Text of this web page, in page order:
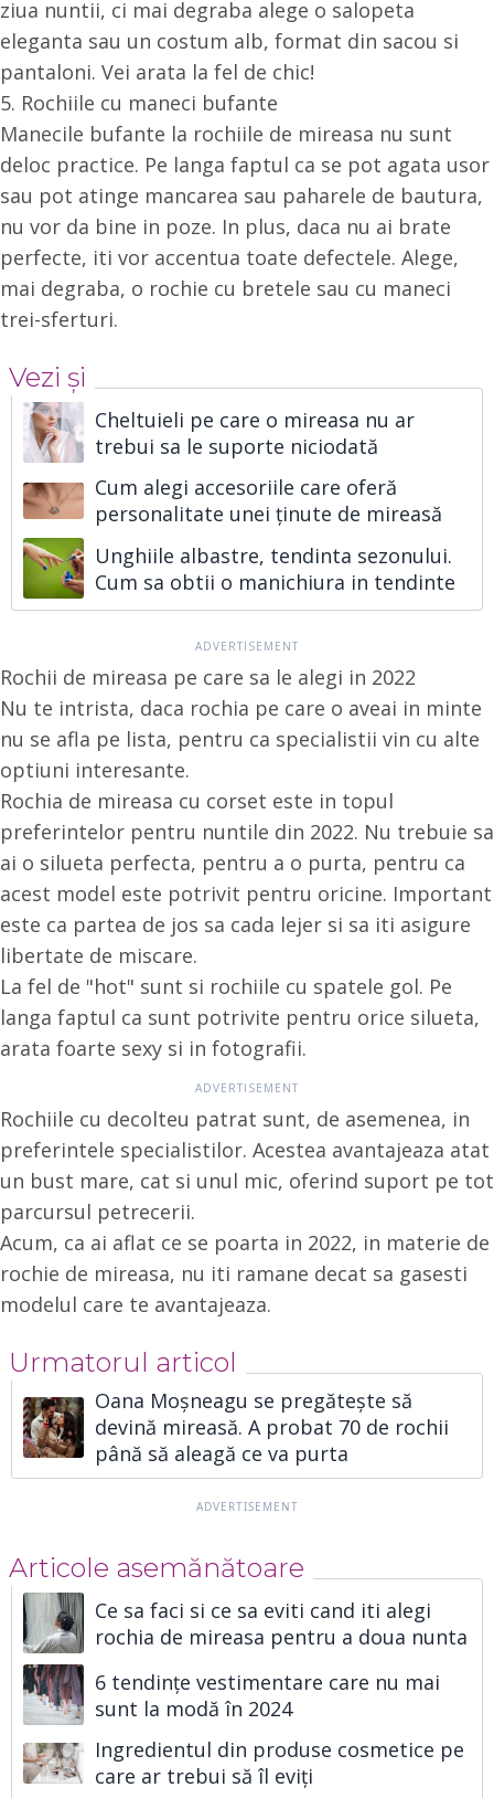
ziua nuntii, ci mai degraba alege o salopeta
eleganta sau un costum alb, format din sacou si
pantaloni. Vei arata la fel de chic!
5. Rochiile cu maneci bufante
Manecile bufante la rochiile de mireasa nu sunt
deloc practice. Pe langa faptul ca se pot agata usor
sau pot atinge mancarea sau paharele de bautura,
nu vor da bine in poze. In plus, daca nu ai brate
perfecte, iti vor accentua toate defectele. Alege,
mai degraba, o rochie cu bretele sau cu maneci
trei-sferturi.
Vezi și
Cheltuieli pe care o mireasa nu ar
trebui sa le suporte niciodată
Cum alegi accesoriile care oferă
personalitate unei ținute de mireasă
Unghiile albastre, tendinta sezonului.
Cum sa obtii o manichiura in tendinte
Rochii de mireasa pe care sa le alegi in 2022
Nu te intrista, daca rochia pe care o aveai in minte
nu se afla pe lista, pentru ca specialistii vin cu alte
optiuni interesante.
Rochia de mireasa cu corset este in topul
preferintelor pentru nuntile din 2022. Nu trebuie sa
ai o silueta perfecta, pentru a o purta, pentru ca
acest model este potrivit pentru oricine. Important
este ca partea de jos sa cada lejer si sa iti asigure
libertate de miscare.
La fel de "hot" sunt si rochiile cu spatele gol. Pe
langa faptul ca sunt potrivite pentru orice silueta,
arata foarte sexy si in fotografii.
Rochiile cu decolteu patrat sunt, de asemenea, in
preferintele specialistilor. Acestea avantajeaza atat
un bust mare, cat si unul mic, oferind suport pe tot
parcursul petrecerii.
Acum, ca ai aflat ce se poarta in 2022, in materie de
rochie de mireasa, nu iti ramane decat sa gasesti
modelul care te avantajeaza.
Urmatorul articol
Oana Moșneagu se pregătește să
devină mireasă. A probat 70 de rochii
până să aleagă ce va purta
Articole asemănătoare
Ce sa faci si ce sa eviti cand iti alegi
rochia de mireasa pentru a doua nunta
6 tendințe vestimentare care nu mai
sunt la modă în 2024
Ingredientul din produse cosmetice pe
care ar trebui să îl eviți